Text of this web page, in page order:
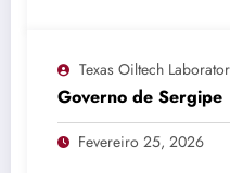
Texas Oiltech
Governo de Sergipe
Fevereiro 25, 2026